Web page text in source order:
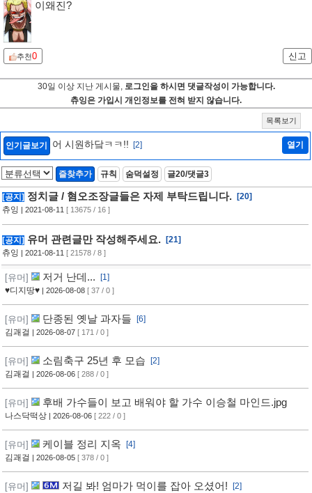
이왜진?
추천0 신고
30일 이상 지난 게시물,
로그인을 하시면 댓글작성이 가능합니다.
츄잉은 가입시 개인정보를 전혀 받지 않습니다.
목록보기
인기글보기 어 시원하닼ㅋㅋ!! [2] 열기
즐찾추가 규칙 숨덕설정 글20/댓글3
[공지] 정치글 / 혐오조장글들은 자제 부탁드립니다. [20]
츄잉 | 2021-08-11 [ 13675 / 16 ]
[공지] 유머 관련글만 작성해주세요. [21]
츄잉 | 2021-08-11 [ 21578 / 8 ]
[유머] 저거 난데... [1]
♥디지땅♥ | 2026-08-08 [ 37 / 0 ]
[유머] 단종된 옛날 과자들 [6]
김괘걸 | 2026-08-07 [ 171 / 0 ]
[유머] 소림축구 25년 후 모습 [2]
김괘걸 | 2026-08-06 [ 288 / 0 ]
[유머] 후배 가수들이 보고 배워야 할 가수 이승철 마인드.jpg
나스닥떡상 | 2026-08-06 [ 222 / 0 ]
[유머] 케이블 정리 지옥 [4]
김괘걸 | 2026-08-05 [ 378 / 0 ]
[유머] 저길 봐! 엄마가 먹이를 잡아 오셨어! [2]